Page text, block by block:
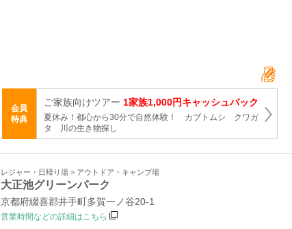
会員
特典
ご家族向けツアー 1家族1,000円キャッシュバック
夏休み！都心から30分で自然体験！ カブトムシ クワガ
タ 川の生き物探し
レジャー・日帰り湯 > アウトドア・キャンプ場
大正池グリーンパーク
京都府綴喜郡井手町多賀一ノ谷20-1
営業時間などの詳細はこちら